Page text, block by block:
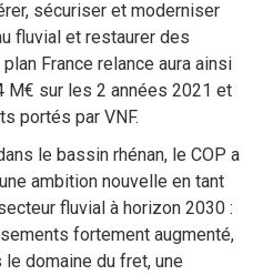
sécuriser et moderniser
fluvial et restaurer des
France relance aura ainsi
M€ sur les 2 années 2021 et
portés par VNF.
le bassin rhénan, le COP a
ambition nouvelle en tant
fluvial à horizon 2030 :
fortement augmenté,
domaine du fret, une